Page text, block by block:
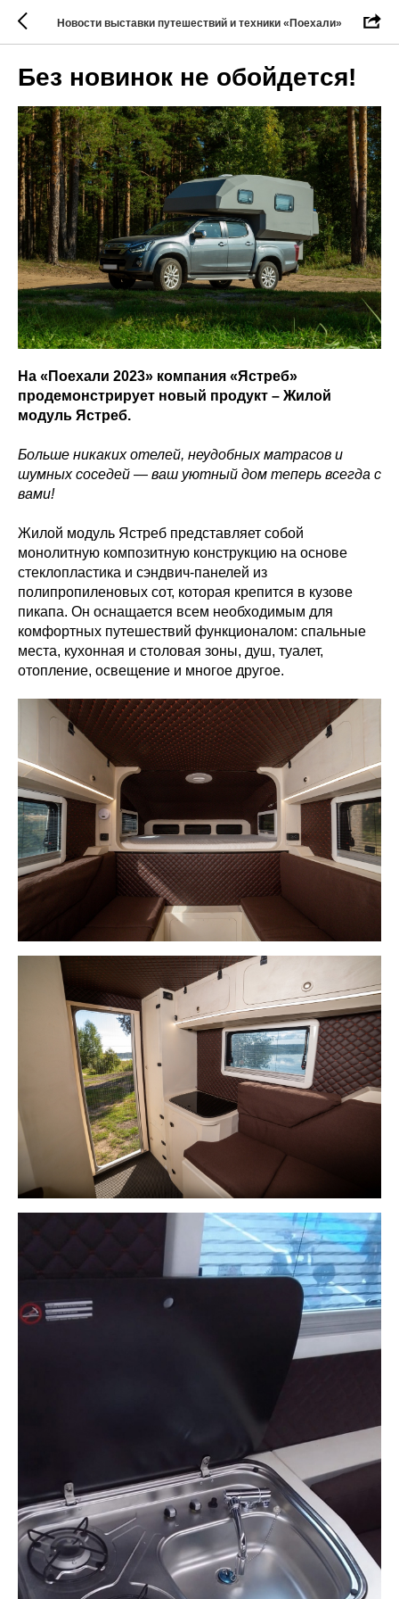
Новости выставки путешествий и техники «Поехали»
Без новинок не обойдется!
На «Поехали 2023» компания «Ястреб»
продемонстрирует новый продукт – Жилой
модуль Ястреб.
Больше никаких отелей, неудобных матрасов и
шумных соседей — ваш уютный дом теперь всегда с
вами!
Жилой модуль Ястреб представляет собой
монолитную композитную конструкцию на основе
стеклопластика и сэндвич-панелей из
полипропиленовых сот, которая крепится в кузове
пикапа. Он оснащается всем необходимым для
комфортных путешествий функционалом: спальные
места, кухонная и столовая зоны, душ, туалет,
отопление, освещение и многое другое.